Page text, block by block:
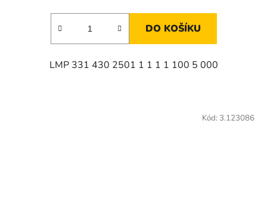
DO KOŠÍKU
LMP 331 430 2501 1 1 1 1 100 5 000
Kód: 3.123086